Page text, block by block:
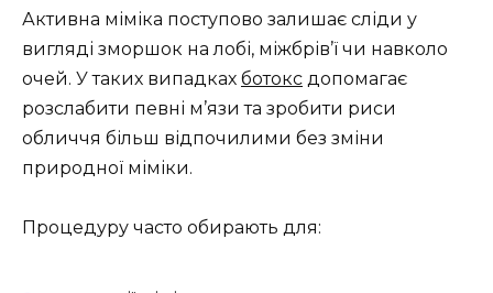
Активна міміка поступово залишає сліди у
вигляді зморшок на лобі, міжбрів’ї чи навколо
очей. У таких випадках ботокс допомагає
розслабити певні м’язи та зробити риси
обличчя більш відпочилими без зміни
природної міміки.
Процедуру часто обирають для: